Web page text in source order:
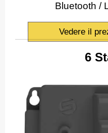
Bluetooth /
Vedere il
6